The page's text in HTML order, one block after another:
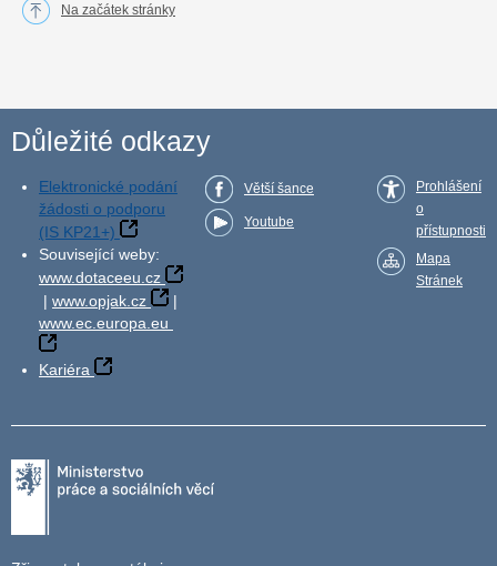
Na začátek stránky
Důležité odkazy
Elektronické podání
žádosti o podporu
(IS KP21+)
Související weby:
www.dotaceeu.cz
| www.opjak.cz
|
www.ec.europa.eu
Kariéra
Větší šance
Youtube
Prohlášení
o
přístupnosti
Mapa
Stránek